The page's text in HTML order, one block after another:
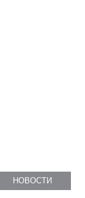
НОВОСТИ